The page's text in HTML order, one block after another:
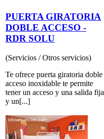
PUERTA GIRATORIA
DOBLE ACCESO -
RDR SOLU
(Servicios / Otros servicios)
Te ofrece puerta giratoria doble
acceso inoxidable te permite
tener un acceso y una salida fija
y un[...]